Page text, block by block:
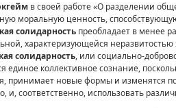
в своей работе «О разделении
моральную ценность,
солидарность преобладает в менее
характеризующейся
со­лидарность, или социально-
единое коллективное созна­ние,
принимает новые формы и изменятся
и, соответственно, использовать